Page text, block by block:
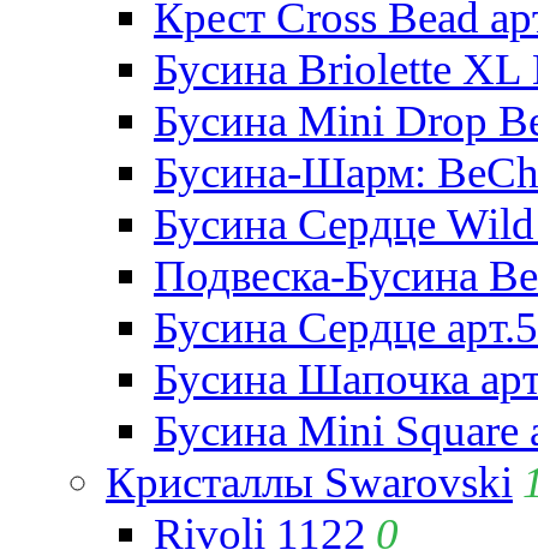
Крест Cross Bead
Бусина Briolette XL
Бусина Mini Drop
Бусина-Шарм:
Бусина Сердце
Подвеска-Бусина
Бусина Сердце
Бусина Шапочка
Бусина Mini Square
Кристаллы Swarovski
Rivoli 1122 0